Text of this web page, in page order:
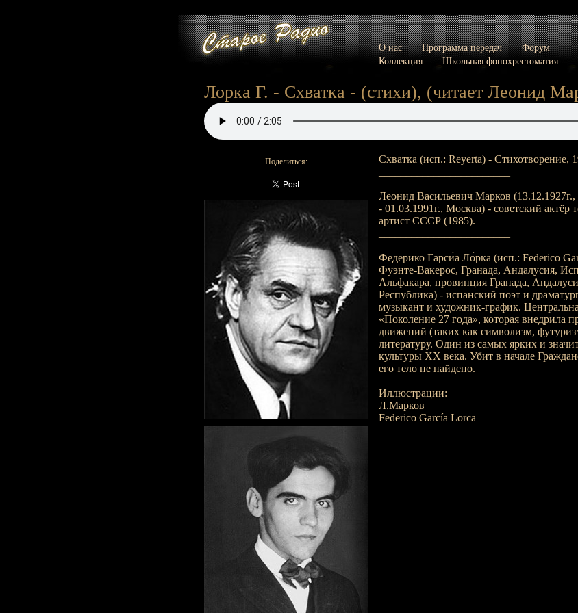
О нас Программа передач
Форум
Коллекция
Школьная фонохрестоматия
Лорка Г. - Схватка - (стихи), (читает Леонид
Поделиться:
Схватка (исп.: Reyerta) - Стихотворение,
Леонид Васильевич Марков
- 01.03.1991г., Москва) - советский актёр
артист СССР (1985).
Федерико Гарси́а Ло́рка (исп.: Federico
Фуэнте-Вакерос, Гранада, Андалусия,
Альфакара, провинция Гранада,
Республика) - испанский поэт и
музыкант и художник-график.
«Поколение 27 года», которая внедрила
движений (таких как символизм,
литературу. Один из самых ярких и
культуры XX века. Убит в начале
его тело не найдено.
Иллюстрации:
Л.Марков
Federico García Lorca